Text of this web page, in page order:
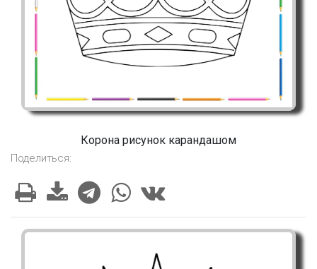
Корона рисунок карандашом
Поделиться: